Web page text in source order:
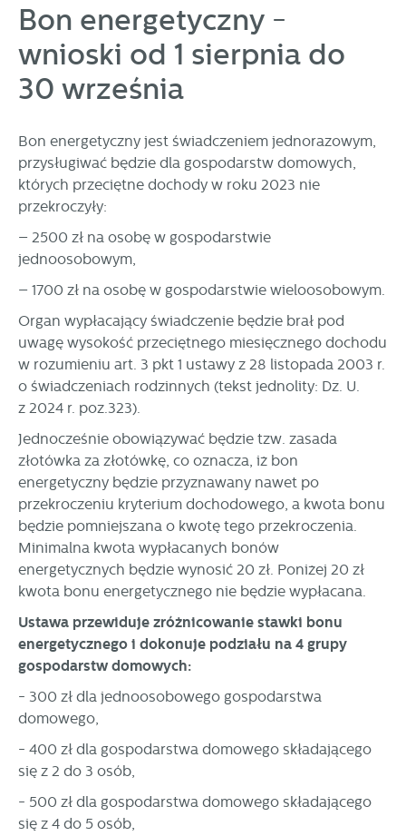
Bon energetyczny -
wnioski od 1 sierpnia do
30 września
Bon energetyczny jest świadczeniem jednorazowym,
przysługiwać będzie dla gospodarstw domowych,
których przeciętne dochody w roku 2023 nie
przekroczyły:
– 2500 zł na osobę w gospodarstwie
jednoosobowym,
– 1700 zł na osobę w gospodarstwie wieloosobowym.
Organ wypłacający świadczenie będzie brał pod
uwagę wysokość przeciętnego miesięcznego dochodu
w rozumieniu art. 3 pkt 1 ustawy z 28 listopada 2003 r.
o świadczeniach rodzinnych (tekst jednolity: Dz. U.
z 2024 r. poz.323).
Jednocześnie obowiązywać będzie tzw. zasada
złotówka za złotówkę, co oznacza, iż bon
energetyczny będzie przyznawany nawet po
przekroczeniu kryterium dochodowego, a kwota bonu
będzie pomniejszana o kwotę tego przekroczenia.
Minimalna kwota wypłacanych bonów
energetycznych będzie wynosić 20 zł. Poniżej 20 zł
kwota bonu energetycznego nie będzie wypłacana.
Ustawa przewiduje zróżnicowanie stawki bonu
energetycznego i dokonuje podziału na 4 grupy
gospodarstw domowych:
- 300 zł dla jednoosobowego gospodarstwa
domowego,
- 400 zł dla gospodarstwa domowego składającego
się z 2 do 3 osób,
- 500 zł dla gospodarstwa domowego składającego
się z 4 do 5 osób,
personalizację określonych funkcjonalności czy
prezentowanych treści.
Dzięki tym plikom cookies możemy zapewnić Ci większy
komfort korzystania z funkcjonalności naszej strony poprzez
dopasowanie jej do Twoich indywidualnych preferencji.
cookies gwarantuje dostępność większej ilości funkcji na
Więcej
Analityczne pliki cookies pomagają nam rozwijać się i
dostosowywać do Twoich potrzeb.
Cookies analityczne pozwalają na uzyskanie informacji w
zakresie wykorzystywania witryny internetowej, miejsca oraz
częstotliwości, z jaką odwiedzane są nasze serwisy www.
Dane pozwalają nam na ocenę naszych serwisów
internetowych pod względem ich popularności wśród
użytkowników. Zgromadzone informacje są przetwarzane w
pliki cookies gwarantuje dostępność wszystkich
funkcjonalności.
Więcej
Reklamowe
Dzięki reklamowym plikom cookies prezentujemy Ci
partnerów.
Promocyjne pliki cookies służą do prezentowania Ci naszych
komunikatów na podstawie analizy Twoich upodobań oraz
Twoich zwyczajów dotyczących przeglądanej witryny
internetowej. Treści promocyjne mogą pojawić się na
stronach podmiotów trzecich lub firm będących naszymi
partnerami oraz innych dostawców usług. Firmy te działają
w charakterze pośredników prezentujących nasze treści w
postaci wiadomości, ofert, komunikatów mediów
społecznościowych.
Więcej